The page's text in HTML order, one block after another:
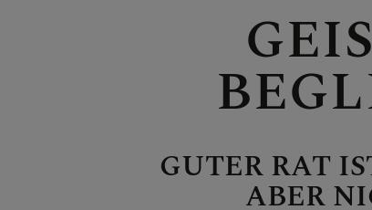
GUTER RAT
ABER